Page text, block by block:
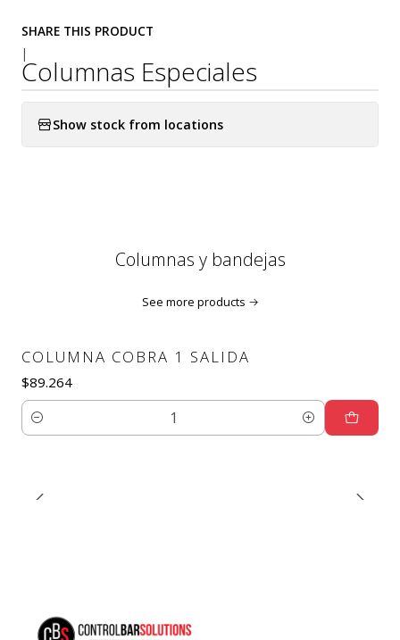
SHARE THIS PRODUCT
|
Columnas Especiales
Show stock from locations
Columnas y bandejas
See more products
COLUMNA COBRA 1 SALIDA
$89.264
Quantity